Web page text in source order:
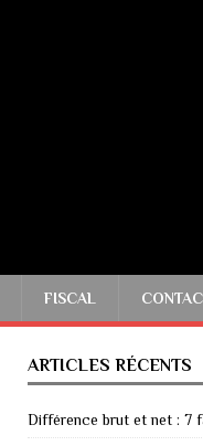
FISCAL
ARTICLES RÉCENTS
Différence brut et net : 7